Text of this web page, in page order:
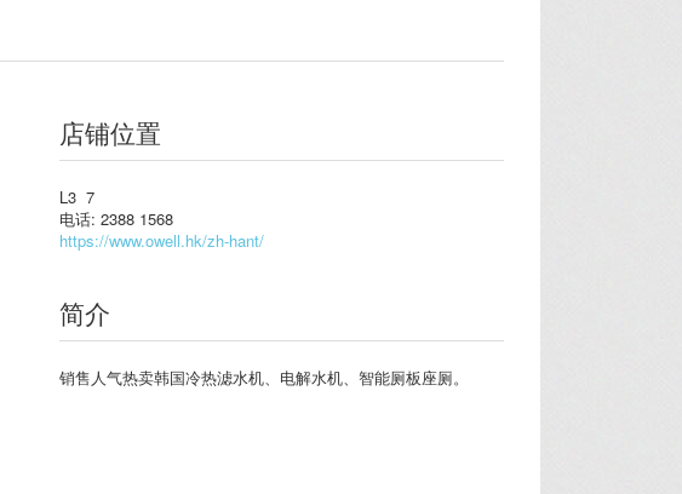
店铺位置
L3 7
电话: 2388 1568
https://www.owell.hk/zh-hant/
简介
销售人气热卖韩国冷热滤水机、电解水机、智能厕板座厕。